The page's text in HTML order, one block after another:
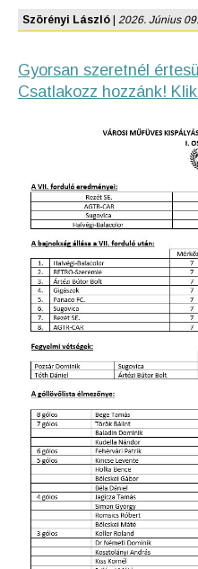
Szörényi László 2026. Június
Gyorsan szeretnél
Csatlakozz hozzánk!